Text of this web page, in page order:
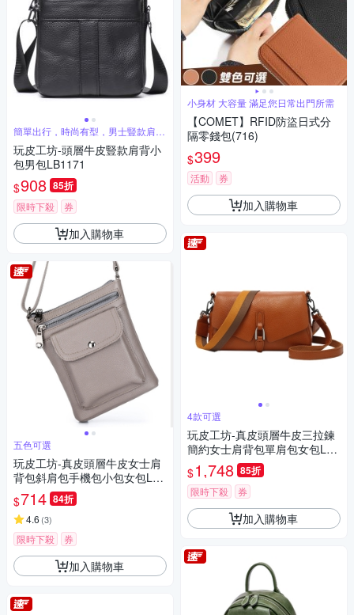
簡單出行，時尚有型，男士豎款肩背
包
玩皮工坊-頭層牛皮豎款肩背小
包男包LB1171
$908 85折
限時下殺 券
加入購物車
五色可選
玩皮工坊-真皮頭層牛皮女士肩
背包斜肩包手機包小包女包LB8
53
$714 84折
4.6 (3)
限時下殺 券
加入購物車
小身材 大容量 滿足您日常出門所需
【COMET】RFID防盜日式分
隔零錢包(716)
$399
活動 券
加入購物車
4款可選
玩皮工坊-真皮頭層牛皮三拉鍊
簡約女士肩背包單肩包女包LB5
57
$1,748 85折
限時下殺 券
加入購物車